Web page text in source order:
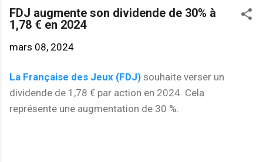
FDJ augmente son dividende de 30% à
1,78 € en 2024
mars 08, 2024
La Française des Jeux (FDJ) souhaite verser un
dividende de 1,78 € par action en 2024. Cela
représente une augmentation de 30 %.